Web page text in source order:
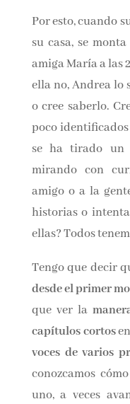
Por esto, cuando
en su casa, se
y amiga María a
pero ella no,
sabetodo, o cree
sentimos un
que ¿quién no se
ventana
vecino, amigo
imaginando sus
pequeño cotilla
Tengo que decir
desde el primer
tiene que ver la
Concapítulos
alternando las